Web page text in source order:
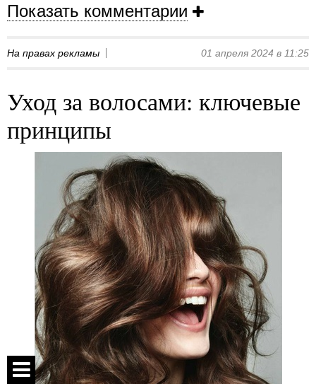
Показать комментарии
На правах рекламы 01 апреля 2024 в 11:25
Уход за волосами: ключевые
принципы